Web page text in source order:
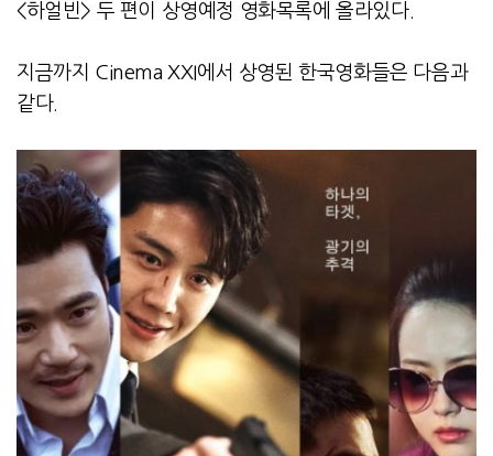
<하얼빈> 두 편이 상영예정 영화목록에 올라있다.
지금까지 Cinema XXI에서 상영된 한국영화들은 다음과
같다.